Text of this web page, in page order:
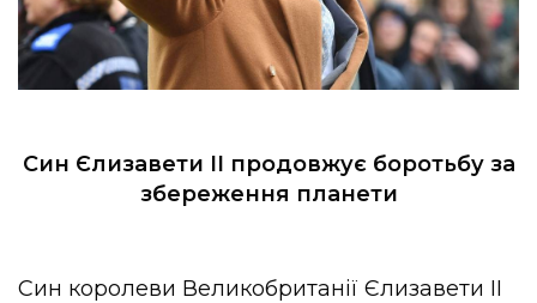
Син Єлизавети II продовжує боротьбу за
збереження планети
Син королеви Великобританії Єлизавети II